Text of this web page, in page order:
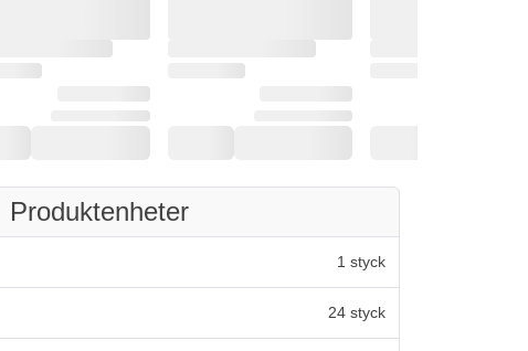
Produktenheter
1 styck
24 styck